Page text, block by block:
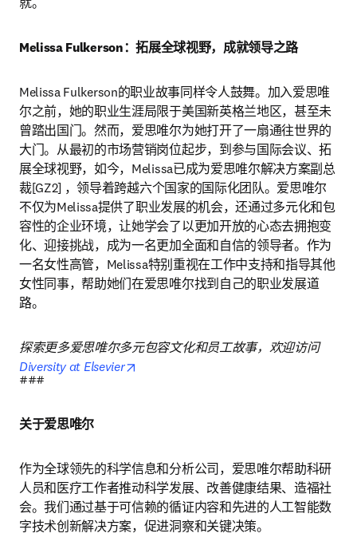
Melissa Fulkerson：拓展全球视野，成就领导之路
Melissa Fulkerson的职业故事同样令人鼓舞。加入爱思唯
尔之前，她的职业生涯局限于美国新英格兰地区，甚至未
曾踏出国门。然而，爱思唯尔为她打开了一扇通往世界的
大门。从最初的市场营销岗位起步，到参与国际会议、拓
展全球视野，如今，Melissa已成为爱思唯尔解决方案副总
裁[GZ2] ，领导着跨越六个国家的国际化团队。爱思唯尔
不仅为Melissa提供了职业发展的机会，还通过多元化和包
容性的企业环境，让她学会了以更加开放的心态去拥抱变
化、迎接挑战，成为一名更加全面和自信的领导者。作为
一名女性高管，Melissa特别重视在工作中支持和指导其他
女性同事，帮助她们在爱思唯尔找到自己的职业发展道
路。
探索更多爱思唯尔多元包容文化和员工故事，欢迎访问
Diversity at Elsevier
###
关于爱思唯尔
作为全球领先的科学信息和分析公司，爱思唯尔帮助科研
人员和医疗工作者推动科学发展、改善健康结果、造福社
会。我们通过基于可信赖的循证内容和先进的人工智能数
字技术创新解决方案，促进洞察和关键决策。